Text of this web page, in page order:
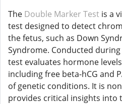
The Double Marker Test is a
test designed to detect
the fetus, such as Down
Syndrome. Conducted
test evaluates hormone
including free beta-hCG and
of genetic conditions. It is
provides critical insights into